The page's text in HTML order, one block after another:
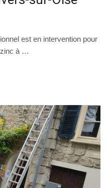
est en intervention pour
zinc à …